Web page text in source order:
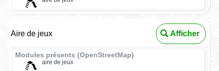
Aire de jeux Afficher
Modules présents (OpenStreetMap)
aire de jeux